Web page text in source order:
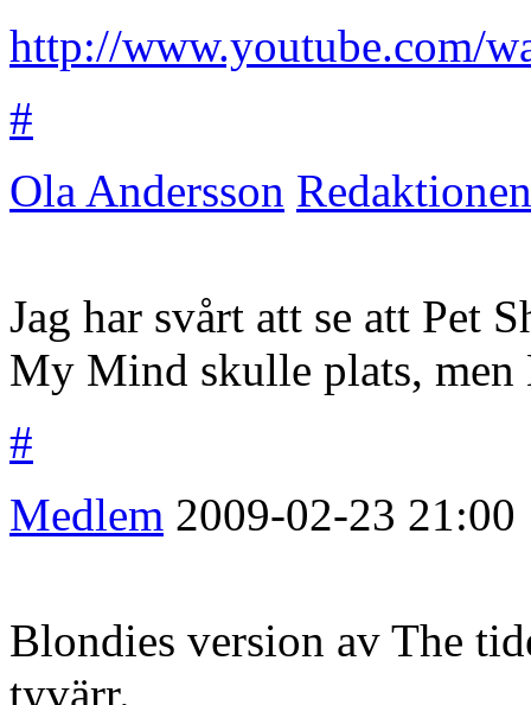
http://www.youtube.com/
#
Ola Andersson Redaktionen
Jag har svårt att se att Pet
My Mind skulle plats, men
#
Medlem 2009-02-23 21:00
Blondies version av The
tyvärr.